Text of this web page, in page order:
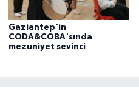
Gaziantep'in
CODA&COBA'sında
mezuniyet sevinci